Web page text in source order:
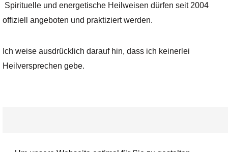
Spirituelle und energetische Heilweisen dürfen seit 2004
offiziell angeboten und praktiziert werden.
Ich weise ausdrücklich darauf hin, dass ich keinerlei
Heilversprechen gebe.